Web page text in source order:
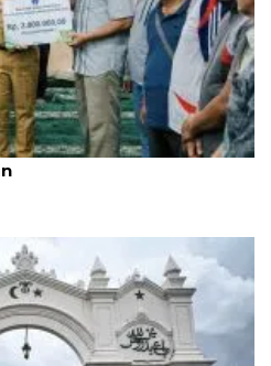
juta per KK untuk umat